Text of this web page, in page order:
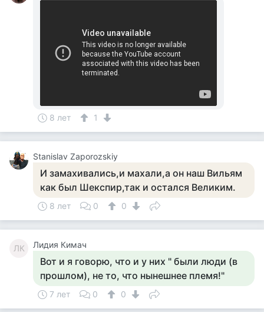
8 лет 1
Stanislav Zaporozskiy
И замахивались,и махали,а он наш Вильям
как был Шекспир,так и остался Великим.
8 лет 0 0
ЛК Лидия Кимач
Вот и я говорю, что и у них " были люди (в
прошлом), не то, что нынешнее племя!"
7 лет 0 0